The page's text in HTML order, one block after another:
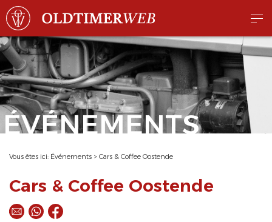
ÉVÉNEMENTS
Vous êtes ici: Événements > Cars & Coffee Oostende
Cars & Coffee Oostende